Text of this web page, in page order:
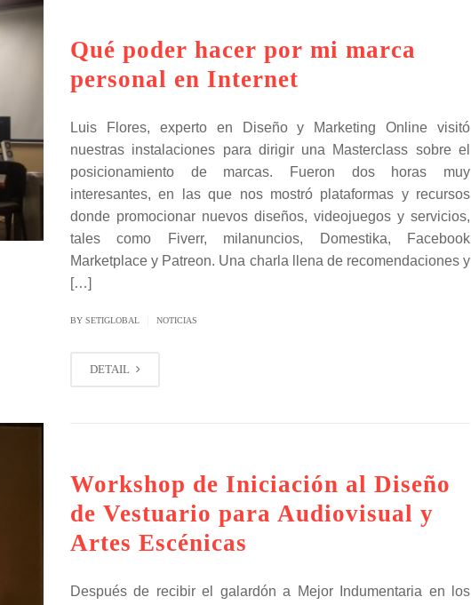
Qué poder hacer por mi marca
personal en Internet
Luis Flores, experto en Diseño y Marketing Online visitó
nuestras instalaciones para dirigir una Masterclass sobre el
posicionamiento de marcas. Fueron dos horas muy
interesantes, en las que nos mostró plataformas y recursos
donde promocionar nuevos diseños, videojuegos y servicios,
tales como Fiverr, milanuncios, Domestika, Facebook
Marketplace y Patreon. Una charla llena de recomendaciones y
[…]
BY SETIGLOBAL NOTICIAS
DETAIL
Workshop de Iniciación al Diseño
de Vestuario para Audiovisual y
Artes Escénicas
Después de recibir el galardón a Mejor Indumentaria en los